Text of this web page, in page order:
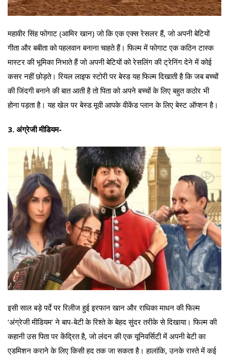
महावीर सिंह फोगाट (आमिर खान) जो कि एक एक्स रेसलर हैं, जो अपनी बेटियों
गीता और बबीता को पहलवान बनाना चाहते हैं। फिल्म में फोगाट एक कठिन टास्क
मास्टर की भूमिका निभाते हैं जो अपनी बेटियों को रेसलिंग की ट्रेनिंग देने में कोई
कसर नहीं छोड़ते। रियल लाइफ स्टोरी पर बेस्ड यह फिल्म दिखाती है कि जब बच्चों
की जिंदगी बनाने की बात आती है तो पिता को अपने बच्चों के लिए बहुत कठोर भी
होना पड़ता है। यह खेल पर बेस्ड मूवी आपके वीकेंड प्लान के लिए बेस्ट ऑप्शन है।
3. अंग्रेजी मीडियम-
इसी साल बड़े पर्दे पर रिलीज हुई इरफान खान और राधिका माधन की फिल्म
‘अंग्रेजी मीडियम’ ने बाप-बेटी के रिश्ते के बेहद सुंदर तरीके से दिखाया। फिल्म की
कहानी उस पिता पर केंद्रित है, जो लंदन की एक यूनिवर्सिटी में अपनी बेटी का
एडमिशन कराने के लिए किसी हद तक जा सकता है। हालांकि, उनके रास्ते में कई